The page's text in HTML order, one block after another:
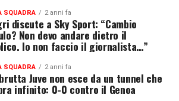
SQUADRA 2 anni fa
discute a Sky Sport: “Cambio
Non devo andare dietro il
Io non faccio il giornalista…”
SQUADRA 2 anni fa
Juve non esce da un tunnel che
infinito: 0-0 contro il Genoa